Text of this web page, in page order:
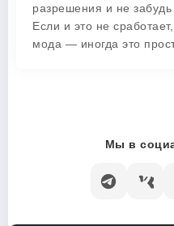
разрешения и не забудь
Если и это не
мода — иногда это
Мы в